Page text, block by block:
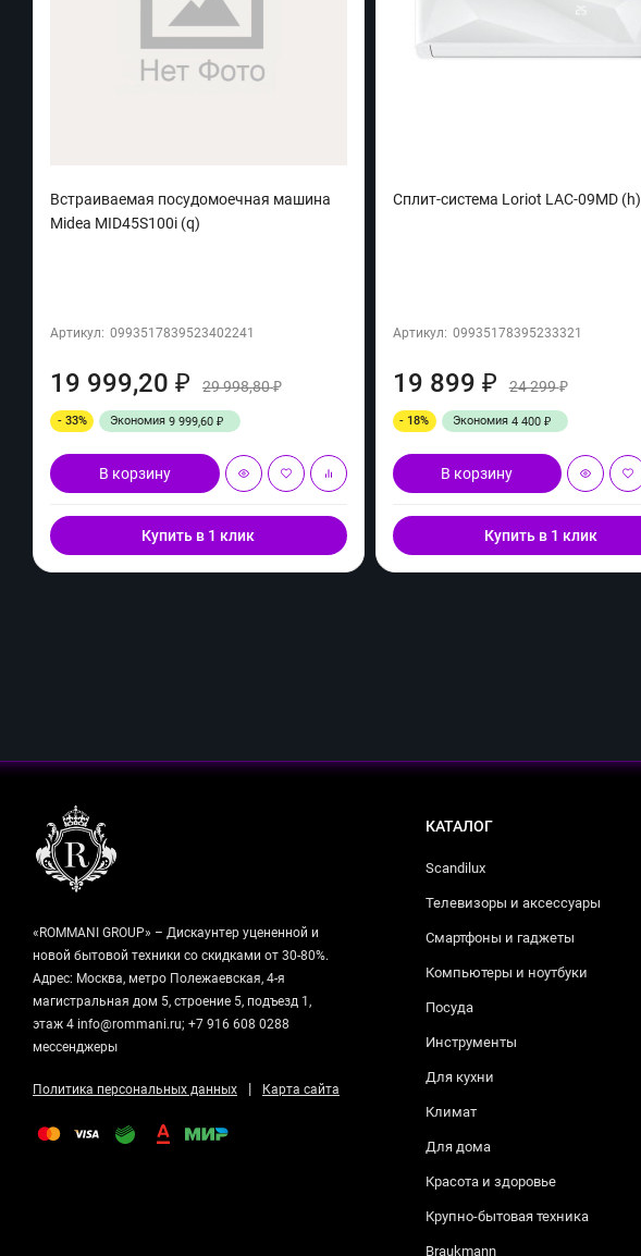
Встраиваемая посудомоечная машина
Midea MID45S100i (q)
Артикул: 0993517839523402241
19 999,20 ₽ 29 998,80₽
- 33% Экономия 9 999,60 ₽
В корзину
Купить в 1 клик
Сплит-система Loriot LAC-09MD (h)
Артикул: 09935178395233321
19 899 ₽ 24 299₽
- 18% Экономия 4 400 ₽
В корзину
Купить в 1 клик
«ROMMANI GROUP» – Дискаунтер уцененной и
новой бытовой техники со скидками от 30-80%.
Адрес: Москва, метро Полежаевская, 4-я
магистральная дом 5, строение 5, подъезд 1,
этаж 4 info@rommani.ru; +7 916 608 0288
мессенджеры
Политика персональных данных | Карта сайта
КАТАЛОГ
Scandilux
Телевизоры и аксессуары
Смартфоны и гаджеты
Компьютеры и ноутбуки
Посуда
Инструменты
Для кухни
Климат
Для дома
Красота и здоровье
Крупно-бытовая техника
Braukmann